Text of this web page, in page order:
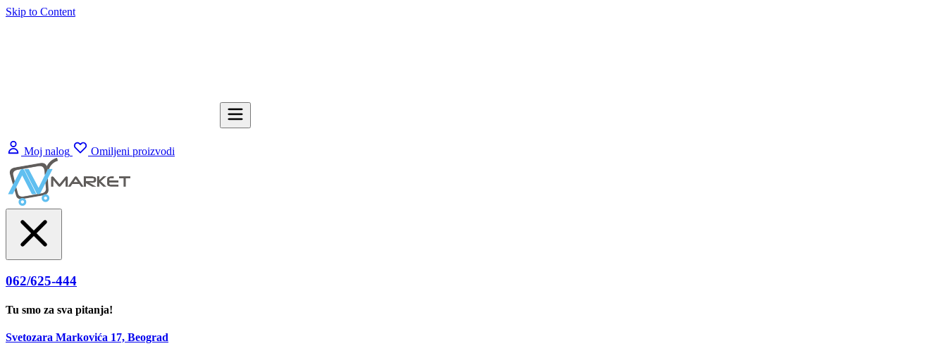
Skip to Content
Moj nalog Omiljeni proizvodi
062/625-444
Tu smo za sva pitanja!
Svetozara Markovića 17, Beograd